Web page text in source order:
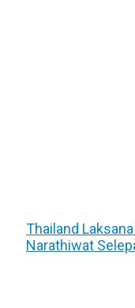
Thailand
Narathiwat